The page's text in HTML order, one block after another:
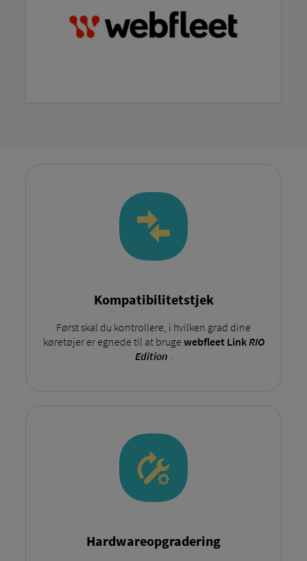
Kompatibilitetstjek
Først skal du kontrollere, i hvilken grad dine
køretøjer er egnede til at bruge webfleet Link RIO
Edition
Hardwareopgradering